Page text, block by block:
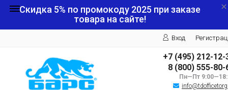
Скидка 5% по промокоду 2025 при заказе
товара на сайте!
Вход
+7 (495) 212-12-
8 (800) 555-80-
Пн—Пт